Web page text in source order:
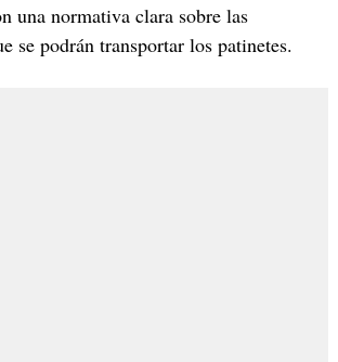
una normativa clara sobre las
se podrán transportar los patinetes.